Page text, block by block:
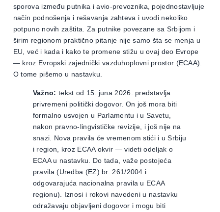
sporova između putnika i avio-prevoznika, pojednostavljuje
način podnošenja i rešavanja zahteva i uvodi nekoliko
potpuno novih zaštita. Za putnike povezane sa Srbijom i
širim regionom praktično pitanje nije samo šta se menja u
EU, već i kada i kako te promene stižu u ovaj deo Evrope
— kroz Evropski zajednički vazduhoplovni prostor (ECAA).
O tome pišemo u nastavku.
Važno: tekst od 15. juna 2026. predstavlja
privremeni politički dogovor. On još mora biti
formalno usvojen u Parlamentu i u Savetu,
nakon pravno-lingvističke revizije, i još nije na
snazi. Nova pravila će vremenom stići i u Srbiju
i region, kroz ECAA okvir — videti odeljak o
ECAA u nastavku. Do tada, važe postojeća
pravila (Uredba (EZ) br. 261/2004 i
odgovarajuća nacionalna pravila u ECAA
regionu). Iznosi i rokovi navedeni u nastavku
odražavaju objavljeni dogovor i mogu biti